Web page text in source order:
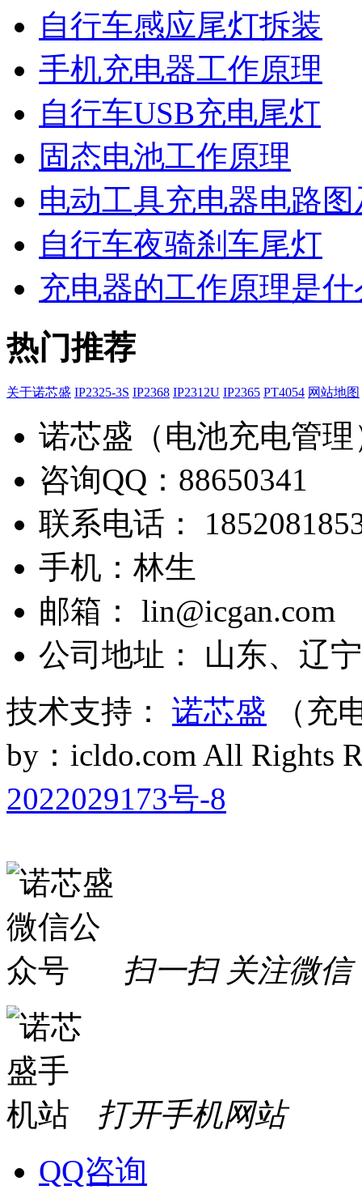
自行车感应尾灯拆装
手机充电器工作原理
自行车USB充电尾灯
固态电池工作原理
电动工具充电器电路
自行车夜骑刹车尾灯
充电器的工作原理是什
热门推荐
关于诺芯盛 IP2325-3S IP2368 IP2312U IP2365 PT4054 网站地图
诺芯盛（电池充电管理
咨询QQ：88650341
联系电话：
手机：林生
邮箱： lin@icgan.com
公司地址： 山东、辽宁
技术支持： 诺芯盛 （充
by：icldo.com All Rights
2022029173号-8
扫一扫 关注微信
打开手机网站
QQ咨询